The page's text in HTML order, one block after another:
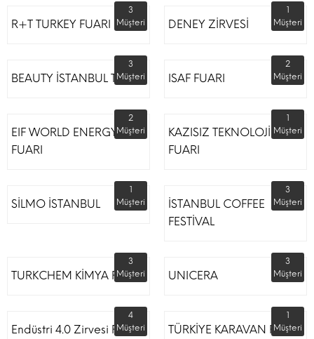
R+T TURKEY FUARI
3
Müşteri
DENEY ZİRVESİ
1
Müşteri
BEAUTY İSTANBUL TÜYAP
3
Müşteri
ISAF FUARI
2
Müşteri
EIF WORLD ENERGY
FUARI
2
Müşteri
KAZISIZ TEKNOLOJİLER
FUARI
1
Müşteri
SİLMO İSTANBUL
1
Müşteri
İSTANBUL COFFEE
FESTİVAL
3
Müşteri
TURKCHEM KİMYA FUARI
3
Müşteri
UNICERA
3
Müşteri
Endüstri 4.0 Zirvesi Fuarı
4
Müşteri
TÜRKİYE KARAVAN FUARI
1
Müşteri